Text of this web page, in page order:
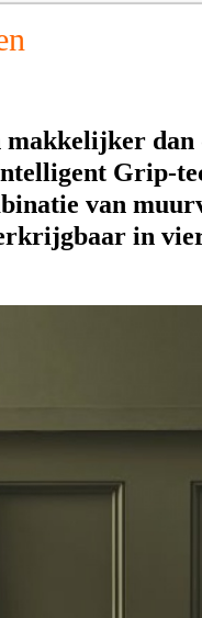
makkelijker dan
Grip-
van
in